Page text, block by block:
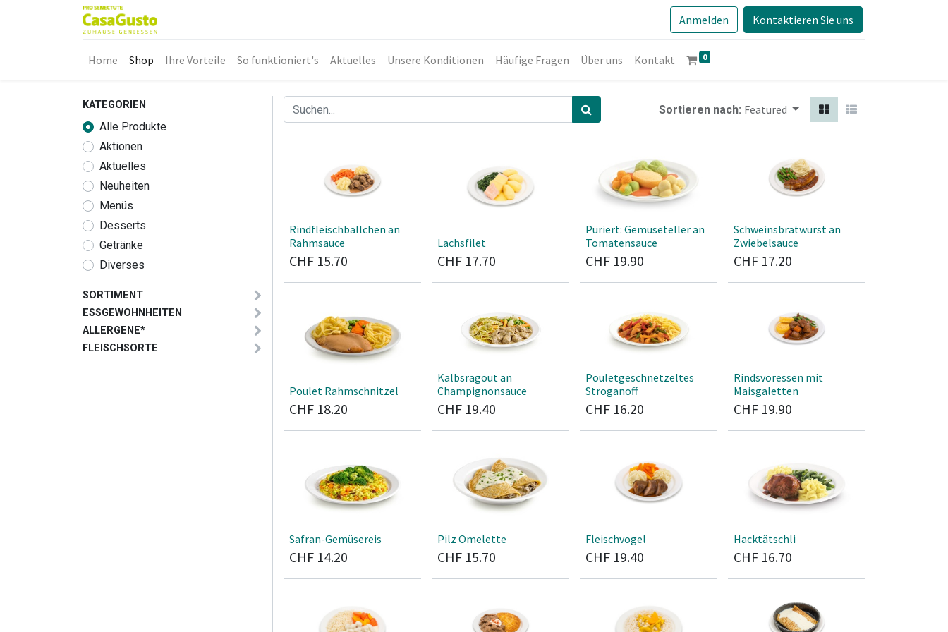
Anmelden Kontaktieren Sie uns
Home Shop Ihre Vorteile So funktioniert's Aktuelles Unsere Konditionen Häufige Fragen Über uns Kontakt 0
KATEGORIEN
Alle Produkte
Aktionen
Aktuelles
Neuheiten
Menüs
Desserts
Getränke
Diverses
SORTIMENT
ESSGEWOHNHEITEN
ALLERGENE*
FLEISCHSORTE
Sortieren nach: Featured
Rindfleischbällchen an
Rahmsauce
CHF 15.70
Lachsfilet
CHF 17.70
Püriert: Gemüseteller an
Tomatensauce
CHF 19.90
Schweinsbratwurst an
Zwiebelsauce
CHF 17.20
Poulet Rahmschnitzel
CHF 18.20
Kalbsragout an
Champignonsauce
CHF 19.40
Pouletgeschnetzeltes
Stroganoff
CHF 16.20
Rindsvoressen mit
Maisgaletten
CHF 19.90
Safran-Gemüsereis
CHF 14.20
Pilz Omelette
CHF 15.70
Fleischvogel
CHF 19.40
Hacktätschli
CHF 16.70